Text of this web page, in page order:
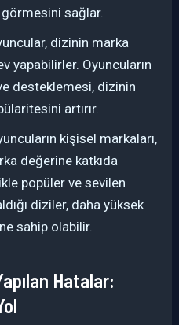
sağlar.
dizinin marka
yapabilirler. Oyuncuların
desteklemesi, dizinin
artırır.
kişisel markaları,
değerine katkıda
popüler ve sevilen
diziler, daha yüksek
sahip olabilir.
Hatalar: